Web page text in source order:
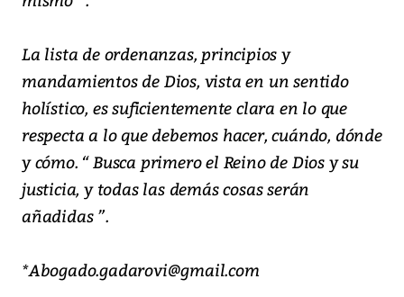
La lista de ordenanzas, principios y
mandamientos de Dios, vista en un sentido
holístico, es suficientemente clara en lo que
respecta a lo que debemos hacer, cuándo, dónde
y cómo. “ Busca primero el Reino de Dios y su
justicia, y todas las demás cosas serán
añadidas ”.
*Abogado.gadarovi@gmail.com